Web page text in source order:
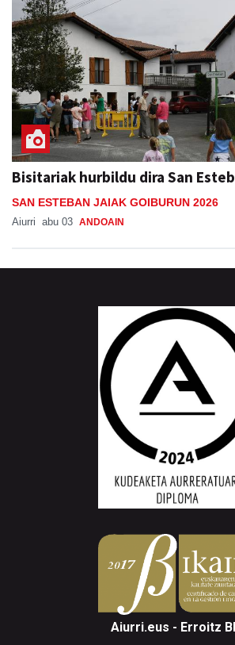
Bisitariak hurbildu dira San
SAN ESTEBAN JAIAK GOIBURUN 2026
Aiurri abu 03 ANDOAIN
Aiurri.eus - Erroitz